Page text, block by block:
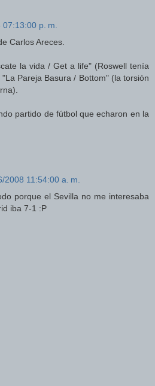
p. m.
Carlos Areces.
la vida / Get a life" (Roswell tenía
Pareja Basura / Bottom" (la torsión
partido de fútbol que echaron en la
2008 11:54:00 a. m.
porque el Sevilla no me interesaba
iba 7-1 :P